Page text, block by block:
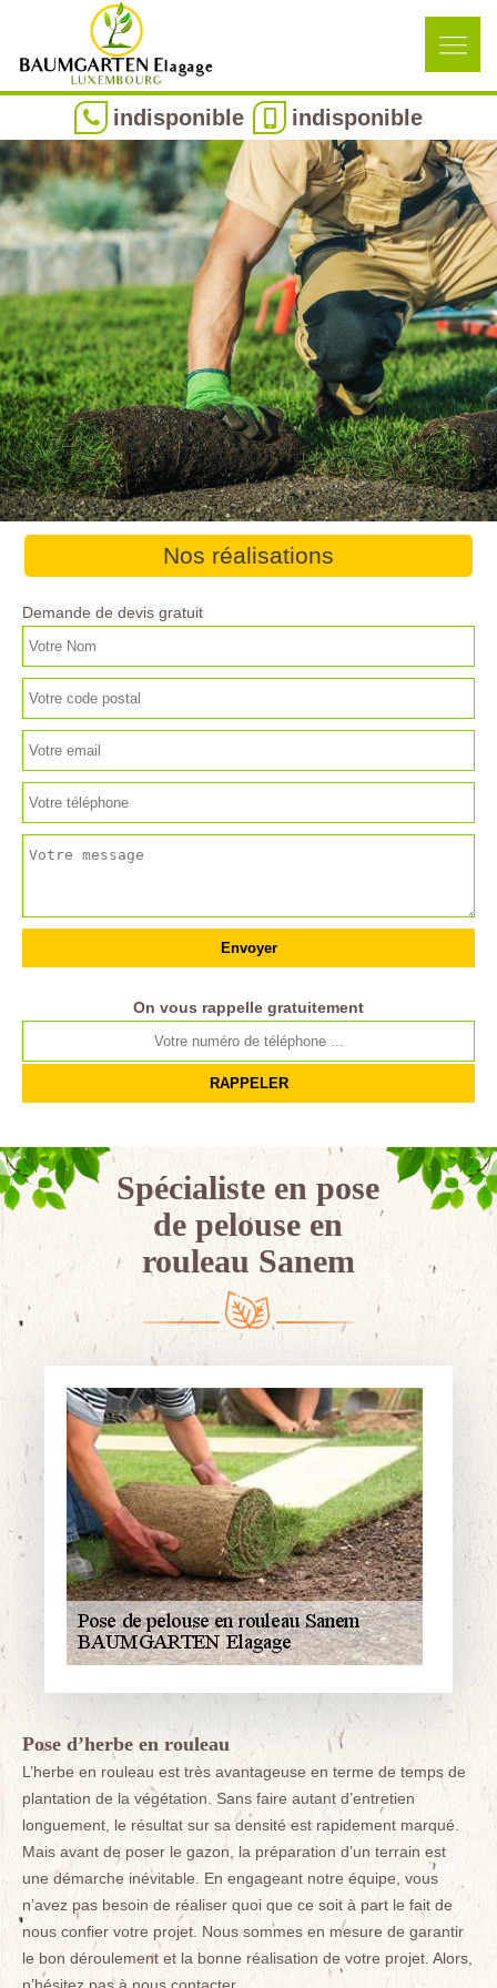
indisponible indisponible
Nos réalisations
Demande de devis gratuit
On vous rappelle gratuitement
Spécialiste en pose
de pelouse en
rouleau Sanem
Pose d’herbe en rouleau
L’herbe en rouleau est très avantageuse en terme de temps de
plantation de la végétation. Sans faire autant d’entretien
longuement, le résultat sur sa densité est rapidement marqué.
Mais avant de poser le gazon, la préparation d’un terrain est
une démarche inévitable. En engageant notre équipe, vous
n’avez pas besoin de réaliser quoi que ce soit à part le fait de
nous confier votre projet. Nous sommes en mesure de garantir
le bon déroulement et la bonne réalisation de votre projet. Alors,